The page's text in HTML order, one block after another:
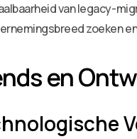
van legacy-
zoeken
en